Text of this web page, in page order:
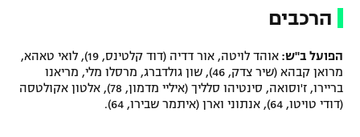
הרכבים
הפועל ב"ש:
אוהד לויטה, אור דדיה (דוד קלטינס, 19), לואי טאהא,
מרואן קבהא (שיר צדק, 46), שון גולדברג, מרסלו מלי, מריאנו
בריירו, ז'וסואה, סינטיהו סלליך (איליי מדמון, 78), אלטון אקולטסה
(דודי טויטו, 64), אנתוני וארן (איתמר שבירו, 64).